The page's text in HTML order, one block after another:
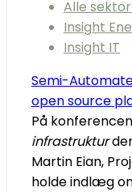
Alle
Insight
Insight IT
Semi-
open source
På konferencen
infrastruktur
Martin Eian,
holde indlæg